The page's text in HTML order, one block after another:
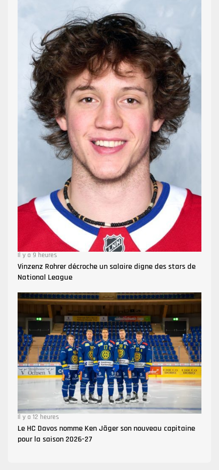
Il y a 9 heures
Vinzenz Rohrer décroche un salaire digne des stars de
National League
Il y a 12 heures
Le HC Davos nomme Ken Jäger son nouveau capitaine
pour la saison 2026-27